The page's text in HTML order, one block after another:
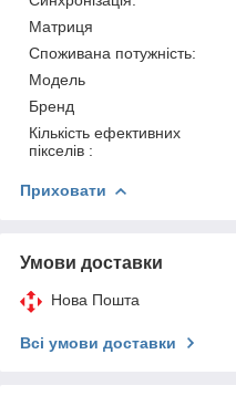
Матриця
Споживана потужність:
Модель
Бренд
Кількість ефективних
пікселів :
Приховати
Умови доставки
Нова Пошта
Всі умови доставки